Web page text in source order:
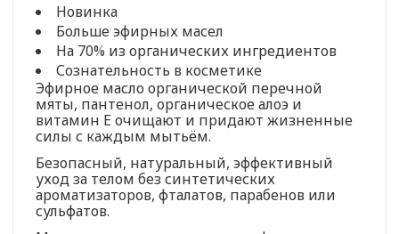
Новинка
Больше эфирных масел
На 70% из органических ингредиентов
Сознательность в косметике
Эфирное масло органической перечной
мяты, пантенол, органическое алоэ и
витамин E очищают и придают жизненные
силы с каждым мытьём.
Безопасный, натуральный, эффективный
уход за телом без синтетических
ароматизаторов, фталатов, парабенов или
сульфатов.